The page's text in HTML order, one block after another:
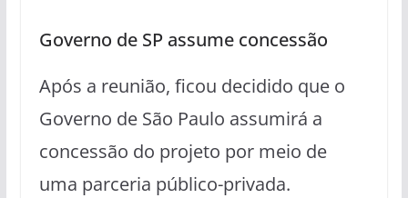
Governo de SP assume concessão
Após a reunião, ficou decidido que o
Governo de São Paulo assumirá a
concessão do projeto por meio de
uma parceria público-privada.